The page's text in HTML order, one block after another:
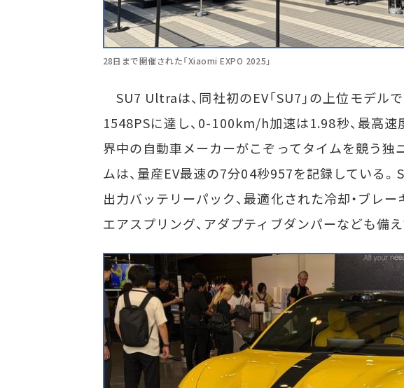
28日まで開催された「Xiaomi EXPO 2025」
SU7 Ultraは、同社初のEV「SU7」の上位モデル
1548PSに達し、0-100km/h加速は1.98秒、最高
界中の自動車メーカーがこぞってタイムを競う独
ムは、量産EV最速の7分04秒957を記録している
出力バッテリーパック、最適化された冷却・ブレ
エアスプリング、アダプティブダンパーなども備え